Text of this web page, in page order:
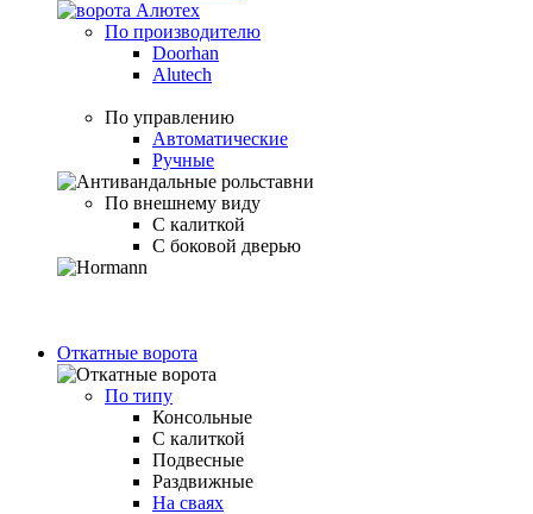
По производителю
Doorhan
Alutech
По управлению
Автоматические
Ручные
По внешнему виду
С калиткой
С боковой дверью
Откатные ворота
По типу
Консольные
С калиткой
Подвесные
Раздвижные
На сваях